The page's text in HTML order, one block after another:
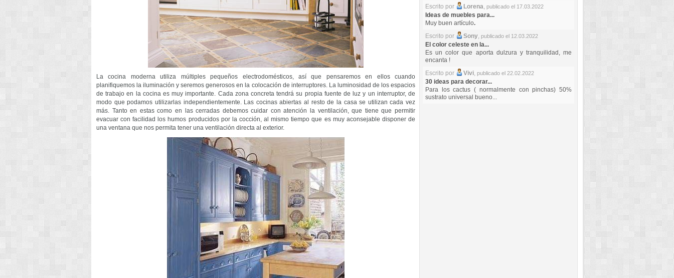
La cocina moderna utiliza múltiples pequeños electrodomésticos, así que pensaremos en ellos cuando
planifiquemos la iluminación y seremos generosos en la colocación de interruptores. La luminosidad de los espacios
de trabajo en la cocina es muy importante. Cada zona concreta tendrá su propia fuente de luz y un interruptor, de
modo que podamos utilizarlas independientemente. Las cocinas abiertas al resto de la casa se utilizan cada vez
más. Tanto en estas como en las cerradas debemos cuidar con atención la ventilación, que tiene que permitir
evacuar con facilidad los humos producidos por la cocción, al mismo tiempo que es muy aconsejable disponer de
una ventana que nos permita tener una ventilación directa al exterior.
Escrito por
Lorena, publicado el 17.03.2022
Ideas de muebles para...
Muy buen artículo.
Escrito por
Sony, publicado el 12.03.2022
El color celeste en la...
Es un color que aporta dulzura y tranquilidad, me
encanta !
Escrito por
Vivi, publicado el 22.02.2022
30 ideas para decorar...
Para los cactus ( normalmente con pinchas) 50%
sustrato universal bueno...